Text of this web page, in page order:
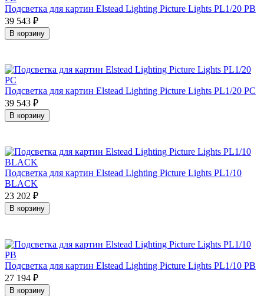
Подсветка для картин Elstead Lighting Picture Lights PL1/20 PB
39 543 ₽
В корзину
Подсветка для картин Elstead Lighting Picture Lights PL1/20 PC
39 543 ₽
В корзину
Подсветка для картин Elstead Lighting Picture Lights PL1/10
BLACK
23 202 ₽
В корзину
Подсветка для картин Elstead Lighting Picture Lights PL1/10 PB
27 194 ₽
В корзину